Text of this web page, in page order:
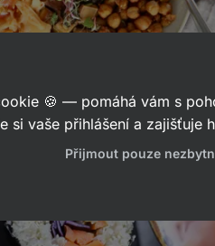
zálivkou
🍪 — pomáhá vám s
si vaše přihlášení a zajišťuje
Přijmout pouze